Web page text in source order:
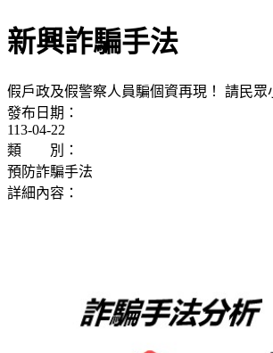
新興詐騙手法
假戶政及假警察人員騙個資再現！ 請民眾
發布日期：
113-04-22
類 別：
預防詐騙手法
詳細內容：